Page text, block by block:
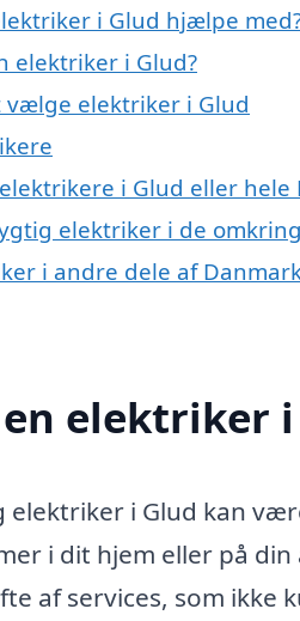
i Glud hjælpe
elektriker i Glud?
vælge elektriker i Glud
i Glud eller hele
elektriker i de
i andre dele af
elektriker
elektriker i Glud kan
i dit hjem eller på
af services, som ikke